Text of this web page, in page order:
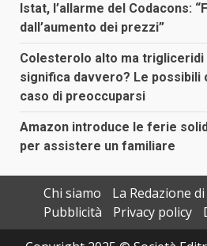
Istat, l’allarme del Codacons:
dall’aumento dei prezzi”
Colesterolo alto ma trigliceridi
significa davvero? Le possibili
caso di preoccuparsi
Amazon introduce le ferie
per assistere un familiare
Chi siamo
La Redazione
Pubblicità
Privacy policy